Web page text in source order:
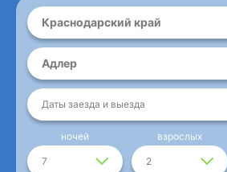
Краснодарский край
Адлер
Даты заезда и выезда
7
ночей
2
взрослых